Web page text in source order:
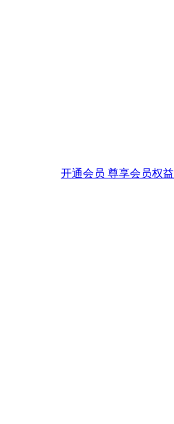
开通会员 尊享会员权益